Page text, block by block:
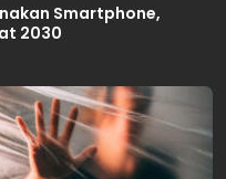
Smartphone,
2030